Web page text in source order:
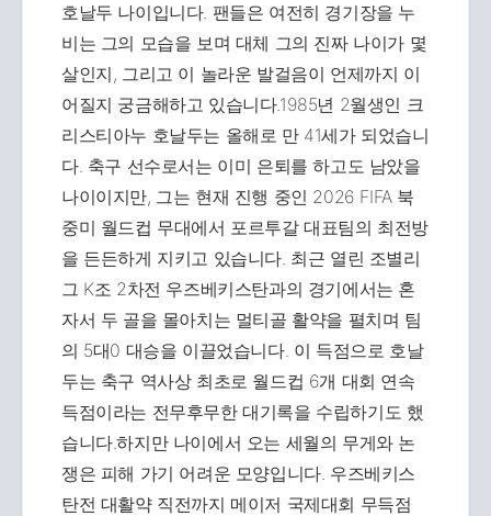
호날두 나이입니다. 팬들은 여전히 경기장을 누
비는 그의 모습을 보며 대체 그의 진짜 나이가 몇
살인지, 그리고 이 놀라운 발걸음이 언제까지 이
어질지 궁금해하고 있습니다.1985년 2월생인 크
리스티아누 호날두는 올해로 만 41세가 되었습니
다. 축구 선수로서는 이미 은퇴를 하고도 남았을
나이이지만, 그는 현재 진행 중인 2026 FIFA 북
중미 월드컵 무대에서 포르투갈 대표팀의 최전방
을 든든하게 지키고 있습니다. 최근 열린 조별리
그 K조 2차전 우즈베키스탄과의 경기에서는 혼
자서 두 골을 몰아치는 멀티골 활약을 펼치며 팀
의 5대0 대승을 이끌었습니다. 이 득점으로 호날
두는 축구 역사상 최초로 월드컵 6개 대회 연속
득점이라는 전무후무한 대기록을 수립하기도 했
습니다.하지만 나이에서 오는 세월의 무게와 논
쟁은 피해 가기 어려운 모양입니다. 우즈베키스
탄전 대활약 직전까지 메이저 국제대회 무득점